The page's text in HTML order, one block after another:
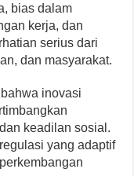
bias dalam
kerja, dan
serius dari
dan masyarakat.
inovasi
keadilan sosial.
yang adaptif